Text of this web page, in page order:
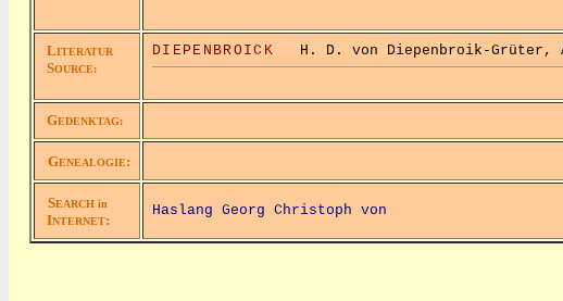
LITERATUR
SOURCE:
DIEPENBROICK H. D. von Diepenbroik-Grüter,
GEDENKTAG:
GENEALOGIE:
SEARCH in
INTERNET:
Haslang Georg Christoph von